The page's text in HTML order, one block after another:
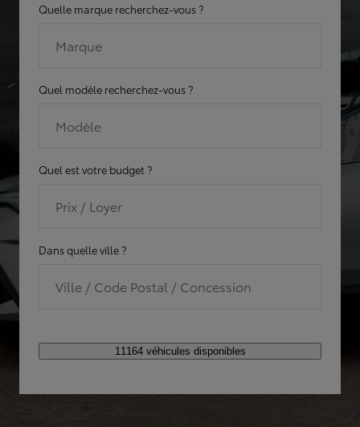
Quelle marque recherchez-vous ?
Marque
Quel modèle recherchez-vous ?
Modèle
Quel est votre budget ?
Prix / Loyer
Dans quelle ville ?
Ville / Code Postal / Concession
11164 véhicules disponibles